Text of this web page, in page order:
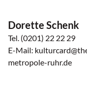
Dorette Schenk
Tel. (0201) 22 22 29
E-Mail:
metropole-ruhr.de